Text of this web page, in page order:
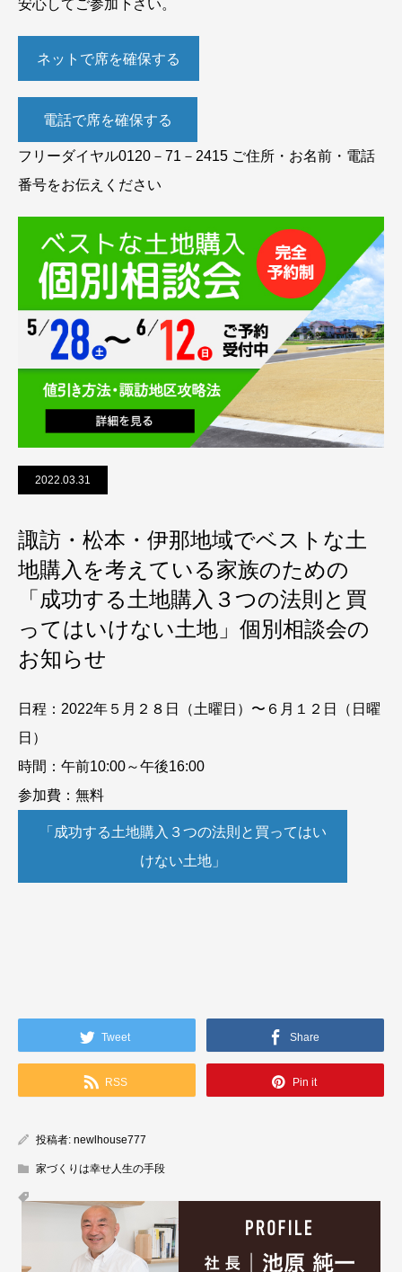
安心してご参加下さい。
ネットで席を確保する
電話で席を確保する
フリーダイヤル0120－71－2415 ご住所・お名前・電話
番号をお伝えください
2022.03.31
諏訪・松本・伊那地域でベストな土
地購入を考えている家族のための
「成功する土地購入３つの法則と買
ってはいけない土地」個別相談会の
お知らせ
日程：2022年５月２８日（土曜日）〜６月１２日（日曜
日）
時間：午前10:00～午後16:00
参加費：無料
「成功する土地購入３つの法則と買ってはい
けない土地」
Tweet Share
RSS Pin it
投稿者: newlhouse777
家づくりは幸せ人生の手段